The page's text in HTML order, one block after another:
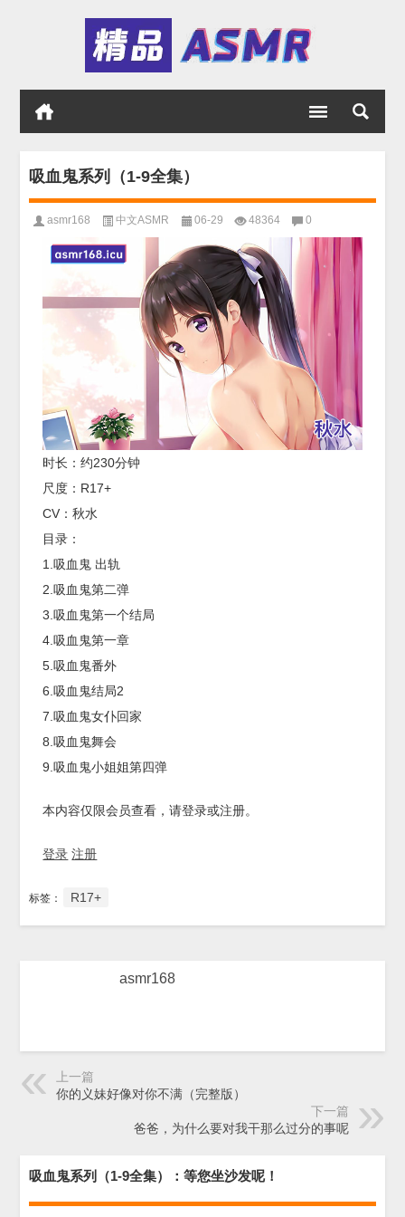
吸血鬼系列（1-9全集）
asmr168 中文ASMR 06-29 48364 0
时长：约230分钟
尺度：R17+
CV：秋水
目录：
1.吸血鬼 出轨
2.吸血鬼第二弹
3.吸血鬼第一个结局
4.吸血鬼第一章
5.吸血鬼番外
6.吸血鬼结局2
7.吸血鬼女仆回家
8.吸血鬼舞会
9.吸血鬼小姐姐第四弹
本内容仅限会员查看，请登录或注册。
登录 注册
标签： R17+
asmr168
上一篇
你的义妹好像对你不满（完整版）
下一篇
爸爸，为什么要对我干那么过分的事呢
吸血鬼系列（1-9全集）：等您坐沙发呢！